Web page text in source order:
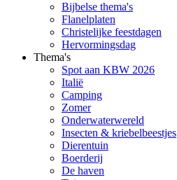
Bijbelse thema's
Flanelplaten
Christelijke feestdagen
Hervormingsdag
Thema's
Spot aan KBW 2026
Italië
Camping
Zomer
Onderwaterwereld
Insecten & kriebelbeestjes
Dierentuin
Boerderij
De haven